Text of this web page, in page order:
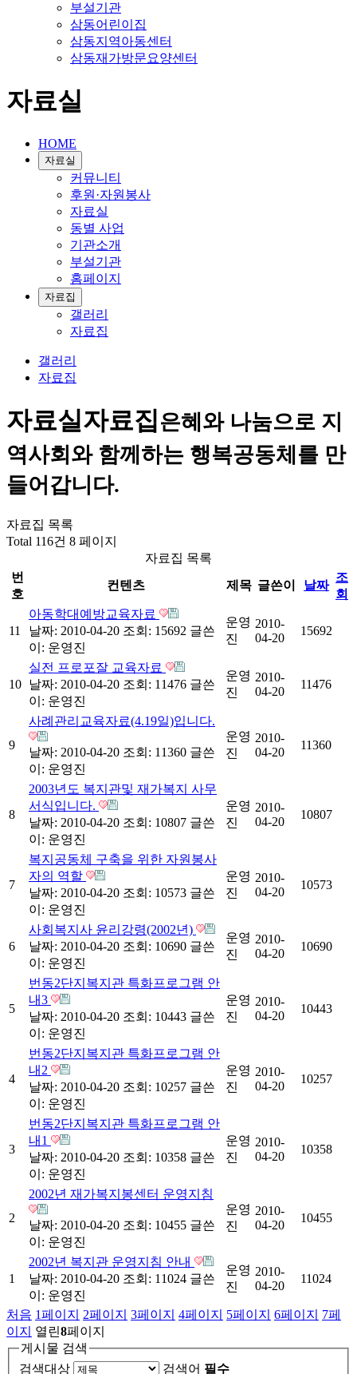
부설기관
삼동어린이집
삼동지역아동센터
삼동재가방문요양센터
자료실
HOME
자료실
커뮤니티
후원·자원봉사
자료실
동별 사업
기관소개
부설기관
홈페이지
자료집
갤러리
자료집
갤러리
자료집
자료실자료집은혜와 나눔으로 지
역사회와 함께하는 행복공동체를 만
들어갑니다.
자료집 목록
Total 116건 8 페이지
자료집 목록
번
호
컨텐츠 제목 글쓴이 날짜
조
회
11
아동학대예방교육자료
날짜: 2010-04-20 조회: 15692 글쓴
이: 운영진
운영
진
2010-
04-20
15692
10
실전 프로포잘 교육자료
날짜: 2010-04-20 조회: 11476 글쓴
이: 운영진
운영
진
2010-
04-20
11476
9
사례관리교육자료(4.19일)입니다.
날짜: 2010-04-20 조회: 11360 글쓴
이: 운영진
운영
진
2010-
04-20
11360
8
2003년도 복지관및 재가복지 사무
서식입니다.
날짜: 2010-04-20 조회: 10807 글쓴
이: 운영진
운영
진
2010-
04-20
10807
7
복지공동체 구축을 위한 자원봉사
자의 역할
날짜: 2010-04-20 조회: 10573 글쓴
이: 운영진
운영
진
2010-
04-20
10573
6
사회복지사 윤리강령(2002년)
날짜: 2010-04-20 조회: 10690 글쓴
이: 운영진
운영
진
2010-
04-20
10690
5
번동2단지복지관 특화프로그램 안
내3
날짜: 2010-04-20 조회: 10443 글쓴
이: 운영진
운영
진
2010-
04-20
10443
4
번동2단지복지관 특화프로그램 안
내2
날짜: 2010-04-20 조회: 10257 글쓴
이: 운영진
운영
진
2010-
04-20
10257
3
번동2단지복지관 특화프로그램 안
내1
날짜: 2010-04-20 조회: 10358 글쓴
이: 운영진
운영
진
2010-
04-20
10358
2
2002년 재가복지봉센터 운영지침
날짜: 2010-04-20 조회: 10455 글쓴
이: 운영진
운영
진
2010-
04-20
10455
1
2002년 복지관 운영지침 안내
날짜: 2010-04-20 조회: 11024 글쓴
이: 운영진
운영
진
2010-
04-20
11024
처음 1페이지 2페이지 3페이지 4페이지 5페이지 6페이지 7페
이지
열린8페이지
게시물 검색
검색대상
검색어 필수